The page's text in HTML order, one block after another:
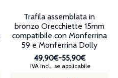
Trafila assemblata in
bronzo Orecchiette 15mm
compatibile con Monferrina
59 e Monferrina Dolly
49,90€-55,90€
Fascia
IVA incl., se applicabile